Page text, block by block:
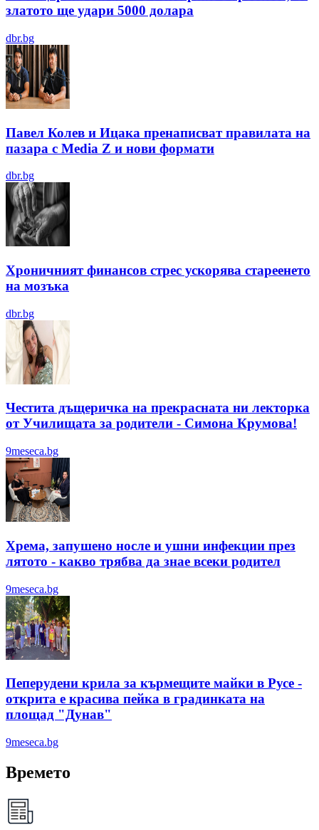
златото ще удари 5000 долара
dbr.bg
Павел Колев и Ицака пренаписват правилата на
пазара с Media Z и нови формати
dbr.bg
Хроничният финансов стрес ускорява стареенето
на мозъка
dbr.bg
Честита дъщеричка на прекрасната ни лекторка
от Училищата за родители - Симона Крумова!
9meseca.bg
Хрема, запушено носле и ушни инфекции през
лятотo - какво трябва да знае всеки родител
9meseca.bg
Пеперудени крила за кърмещите майки в Русе -
открита е красива пейка в градинката на
площад "Дунав"
9meseca.bg
Времето